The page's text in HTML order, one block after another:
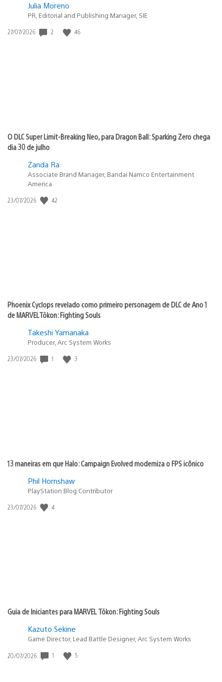
Julia Moreno
PR, Editorial and Publishing Manager, SIE
Data
27/07/2026 2 46
O DLC Super Limit-Breaking Neo, para Dragon Ball: Sparking Zero chega
dia 30 de julho
Zanda Ra
Associate Brand Manager, Bandai Namco Entertainment
America
Data
23/07/2026 42
Phoenix Cyclops revelado como primeiro personagem de DLC de Ano 1
de MARVEL Tōkon: Fighting Souls
Takeshi Yamanaka
Producer, Arc System Works
Data
23/07/2026 1 3
13 maneiras em que Halo: Campaign Evolved moderniza o FPS icônico
Phil Hornshaw
PlayStation Blog Contributor
Data
23/07/2026 4
Guia de Iniciantes para MARVEL Tōkon: Fighting Souls
Kazuto Sekine
Game Director, Lead Battle Designer, Arc System Works
Data
20/07/2026 1 5